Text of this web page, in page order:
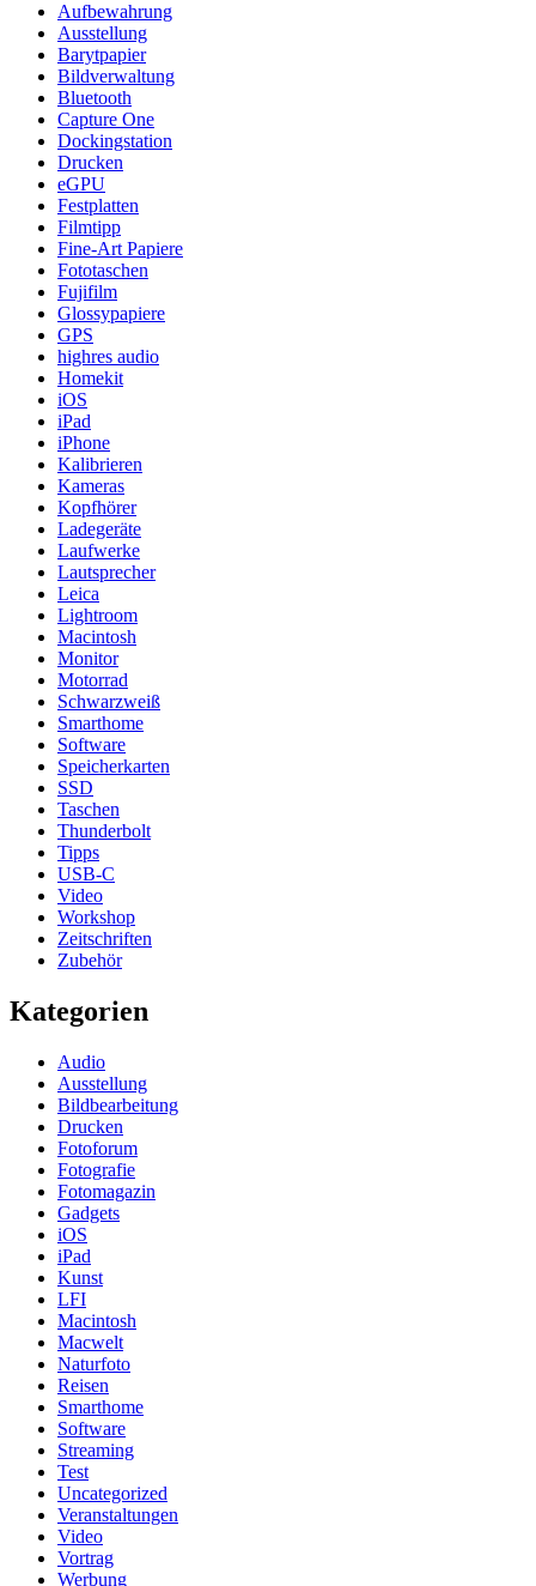
Aufbewahrung
Ausstellung
Barytpapier
Bildverwaltung
Bluetooth
Capture One
Dockingstation
Drucken
eGPU
Festplatten
Filmtipp
Fine-Art Papiere
Fototaschen
Fujifilm
Glossypapiere
GPS
highres audio
Homekit
iOS
iPad
iPhone
Kalibrieren
Kameras
Kopfhörer
Ladegeräte
Laufwerke
Lautsprecher
Leica
Lightroom
Macintosh
Monitor
Motorrad
Schwarzweiß
Smarthome
Software
Speicherkarten
SSD
Taschen
Thunderbolt
Tipps
USB-C
Video
Workshop
Zeitschriften
Zubehör
Kategorien
Audio
Ausstellung
Bildbearbeitung
Drucken
Fotoforum
Fotografie
Fotomagazin
Gadgets
iOS
iPad
Kunst
LFI
Macintosh
Macwelt
Naturfoto
Reisen
Smarthome
Software
Streaming
Test
Uncategorized
Veranstaltungen
Video
Vortrag
Werbung